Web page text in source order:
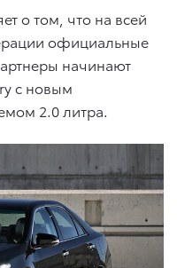
о том, что на всей
официальные
начинают
с новым
2.0 литра.